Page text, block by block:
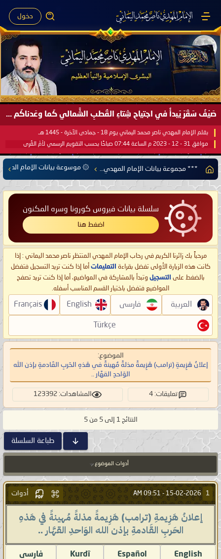
دخول
صَيْفُ سَقَرَ يَبدأُ في اجتياحِ شِتاءِ القُطبِ الشَّمالي كَما وعَدناكُم بالحقِّ لعَامِكم هذا (1445 هـ) ..
بقلم الإمام المهدي ناصر محمد اليماني يوم 18 - جمادى الآخرة - 1445 هـ
موافق 31 - 12 - 2023 م الساعة 07:44 صباحًا بحسب التقويم الرسمي لأمّ القُرى
*** مجموعة بيانات الإمام المهدي ناصر محمد اليماني *** ۞ موسوعة بيانات الإمام
سلسلة بيانات فيروس كورونا وسره المكنون
اضغط هنا
مرحباً بك زائرنا الكريم في رحاب الإمام المهدي المنتظر ناصر محمد اليماني : إذا
كانت هذه الزيارة الأولى تفضل بقراءة التعليمات أما إذا كنت تريد التسجيل فتفضل
بالضغط على التسجيل وتبدأ بالمشاركة في المواضيع، أما إذا كنت تريد تصفح
المواضيع فتفضل باختيار القسم المناسب أسفله.
العربية فارسی English
Français
Türkçe
الموضوع:
إعلانُ هَزِيمةِ (ترامب) هَزِيمةً مذلةً مُهينةً في هَذهِ الحَربِ القَادمةِ بإذن الله
الوَاحدِ القهَّار ..
تعليقات: 4 المشاهدات: 123392
النتائج 1 إلى 5 من 5
طباعة السلسلة
أدوات الموضوع
1
15-02-2026 -
09:51 AM أدوات
إعلانُ هَزِيمةِ (ترامب) هَزِيمةً مذلةً مُهينةً في هَذهِ
الحَربِ القَادمةِ بإذن الله الوَاحدِ القهَّار ..
English
Español
Kurdî فارسى